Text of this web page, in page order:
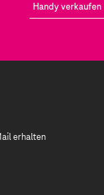
Handy verkaufen
erhalten